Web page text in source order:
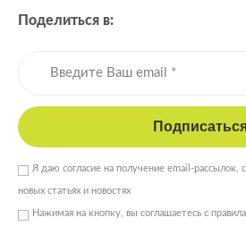
Поделиться в:
Я даю согласие на получение email-
новых статьях и новостях
Нажимая на кнопку, вы соглашаетесь с